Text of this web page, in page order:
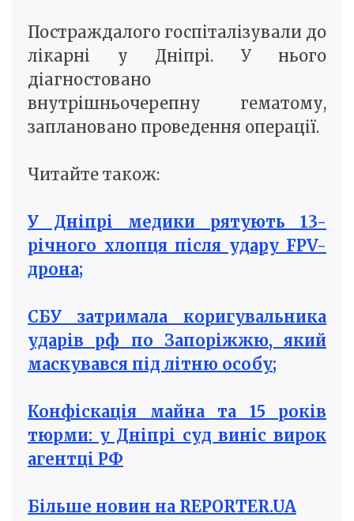
Постраждалого госпіталізували до
лікарні у Дніпрі. У нього
діагностовано
внутрішньочерепну гематому,
заплановано проведення операції.
Читайте також:
У Дніпрі медики рятують 13-
річного хлопця після удару FPV-
дрона;
СБУ затримала коригувальника
ударів рф по Запоріжжю, який
маскувався під літню особу;
Конфіскація майна та 15 років
тюрми: у Дніпрі суд виніс вирок
агентці РФ
Більше новин на REPORTER.UA